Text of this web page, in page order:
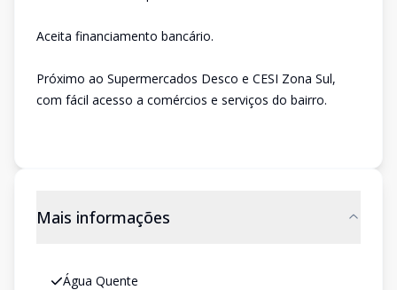
Aceita financiamento bancário.
Próximo ao Supermercados Desco e CESI Zona Sul,
com fácil acesso a comércios e serviços do bairro.
Mais informações
Água Quente